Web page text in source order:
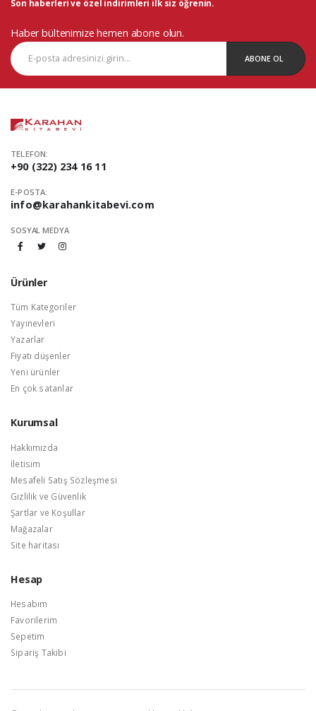
Son haberleri ve özel indirimleri ilk siz öğrenin.
Haber bültenimize hemen abone olun.
ABONE OL
TELEFON:
+90 (322) 234 16 11
E-POSTA:
info@karahankitabevi.com
SOSYAL MEDYA
Ürünler
Tüm Kategoriler
Yayınevleri
Yazarlar
Fiyatı düşenler
Yeni ürünler
En çok satanlar
Kurumsal
Hakkımızda
İletisim
Mesafeli Satış Sözleşmesi
Gizlilik ve Güvenlik
Şartlar ve Koşullar
Mağazalar
Site haritası
Hesap
Hesabım
Favorilerim
Sepetim
Sipariş Takibi